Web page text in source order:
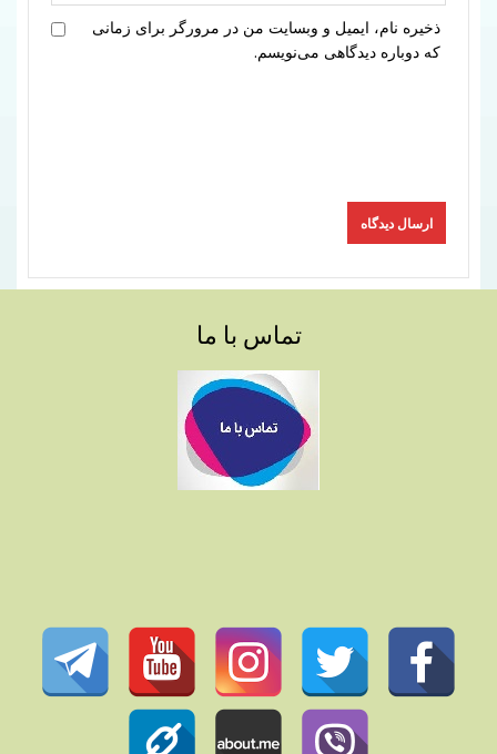
ذخیره نام، ایمیل و وبسایت من در مرورگر برای زمانی
که دوباره دیدگاهی می‌نویسم.
تماس با ما